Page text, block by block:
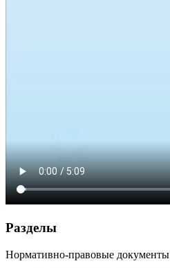
Разделы
Нормативно-правовые документы